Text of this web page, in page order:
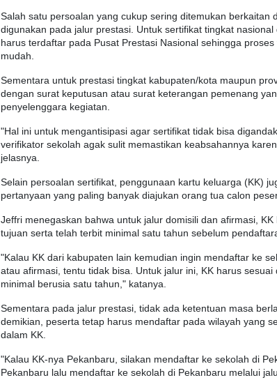
Salah satu persoalan yang cukup sering ditemukan berkaitan
digunakan pada jalur prestasi. Untuk sertifikat tingkat
harus terdaftar pada Pusat Prestasi Nasional sehingga
mudah.
Sementara untuk prestasi tingkat kabupaten/kota maupun
dengan surat keputusan atau surat keterangan pemenang
penyelenggara kegiatan.
"Hal ini untuk mengantisipasi agar sertifikat tidak bisa
verifikator sekolah agak sulit memastikan keabsahannya
jelasnya.
Selain persoalan sertifikat, penggunaan kartu keluarga (KK)
pertanyaan yang paling banyak diajukan orang tua calon
Jeffri menegaskan bahwa untuk jalur domisili dan afirmasi,
tujuan serta telah terbit minimal satu tahun sebelum
"Kalau KK dari kabupaten lain kemudian ingin mendaftar ke
atau afirmasi, tentu tidak bisa. Untuk jalur ini, KK harus
minimal berusia satu tahun," katanya.
Sementara pada jalur prestasi, tidak ada ketentuan masa
demikian, peserta tetap harus mendaftar pada wilayah yang
dalam KK.
"Kalau KK-nya Pekanbaru, silakan mendaftar ke sekolah di
Pekanbaru lalu mendaftar ke sekolah di Pekanbaru melalui